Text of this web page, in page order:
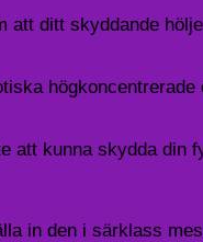
ditt skyddande
kunna skydda din
in den i särklass